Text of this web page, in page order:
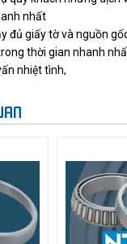
nhất
đủ giấy tờ và nguồn
thời gian nhanh
nhiệt tình,